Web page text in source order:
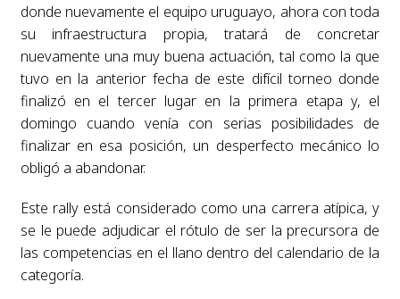
donde nuevamente el equipo uruguayo, ahora con toda
su infraestructura propia, tratará de concretar
nuevamente una muy buena actuación, tal como la que
tuvo en la anterior fecha de este difícil torneo donde
finalizó en el tercer lugar en la primera etapa y, el
domingo cuando venía con serias posibilidades de
finalizar en esa posición, un desperfecto mecánico lo
obligó a abandonar.
Este rally está considerado como una carrera atípica, y
se le puede adjudicar el rótulo de ser la precursora de
las competencias en el llano dentro del calendario de la
categoría.